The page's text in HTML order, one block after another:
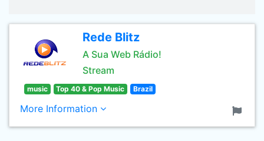
Rede Blitz
A Sua Web Rádio!
Stream
music Top 40 & Pop Music Brazil
More Information